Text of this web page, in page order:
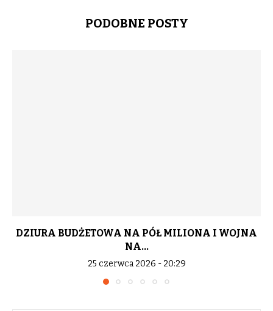
PODOBNE POSTY
DZIURA BUDŻETOWA NA PÓŁ MILIONA I WOJNA
NA...
25 czerwca 2026 - 20:29